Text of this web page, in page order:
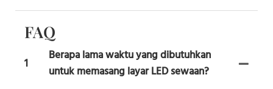
FAQ
1
Berapa lama waktu yang dibutuhkan
untuk memasang layar LED sewaan?